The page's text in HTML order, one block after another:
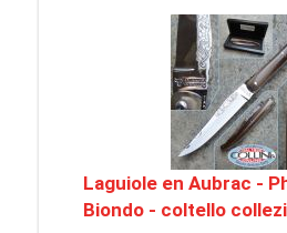
Laguiole en Aubrac -
Biondo - coltello